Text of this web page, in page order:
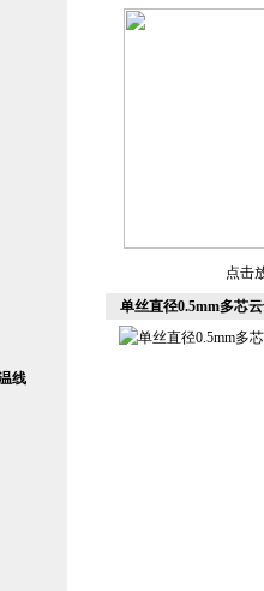
线
点击
单丝直径0.5mm多芯